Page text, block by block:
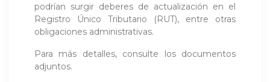
podrían surgir deberes de actualización en el
Registro Único Tributario (RUT), entre otras
obligaciones administrativas.
Para más detalles, consulte los documentos
adjuntos.